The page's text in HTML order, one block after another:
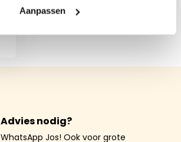
Aanpassen
Advies nodig?
WhatsApp Jos! Ook voor grote